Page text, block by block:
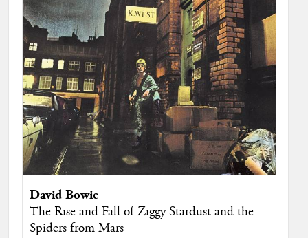
David Bowie
The Rise and Fall of Ziggy Stardust and the
Spiders from Mars